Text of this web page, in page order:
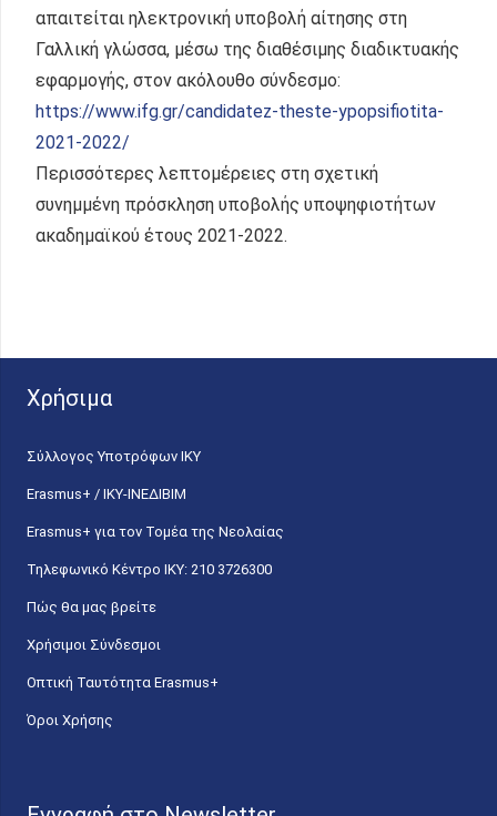
απαιτείται ηλεκτρονική υποβολή αίτησης στη
Γαλλική γλώσσα, μέσω της διαθέσιμης διαδικτυακής
εφαρμογής, στον ακόλουθο σύνδεσμο:
https://www.ifg.gr/candidatez-theste-ypopsifiotita-
2021-2022/
Περισσότερες λεπτομέρειες στη σχετική
συνημμένη πρόσκληση υποβολής υποψηφιοτήτων
ακαδημαϊκού έτους 2021-2022.
Χρήσιμα
Σύλλογος Υποτρόφων ΙΚΥ
Erasmus+ / ΙΚΥ-ΙΝΕΔΙΒΙΜ
Erasmus+ για τον Τομέα της Νεολαίας
Τηλεφωνικό Κέντρο IKY: 210 3726300
Πώς θα μας βρείτε
Χρήσιμοι Σύνδεσμοι
Οπτική Ταυτότητα Erasmus+
Όροι Χρήσης